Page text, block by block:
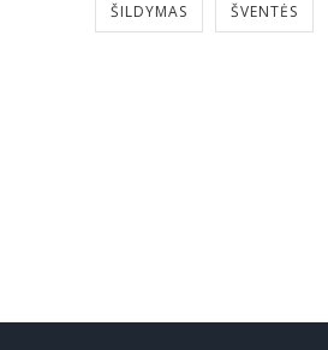
ŠILDYMAS ŠVENTĖS